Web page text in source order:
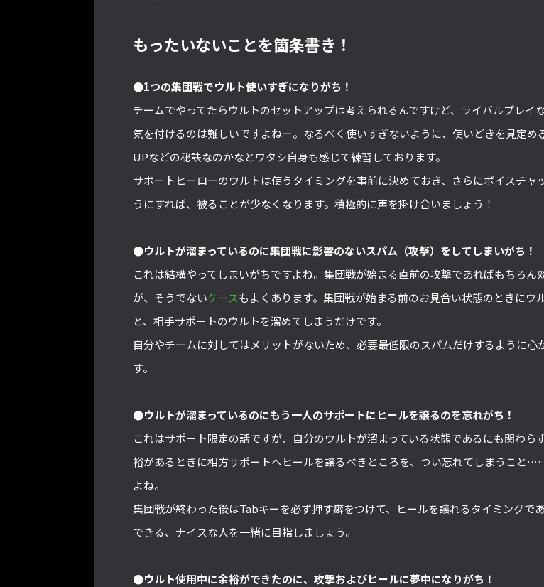
もったいないことを箇条書き！
●1つの集団戦でウルト使いすぎになりがち！
チームでやってたらウルトのセットアップは考えられるんですけど、ライバルプレイ
気を付けるのは難しいですよねー。なるべく使いすぎないように、使いどきを見定め
UPなどの秘訣なのかなとワタシ自身も感じて練習しております。
サポートヒーローのウルトは使うタイミングを事前に決めておき、さらにボイスチャ
うにすれば、被ることが少なくなります。積極的に声を掛け合いましょう！
●ウルトが溜まっているのに集団戦に影響のないスパム（攻撃）をしてしまいがち！
これは結構やってしまいがちですよね。集団戦が始まる直前の攻撃であればもちろん
が、そうでないケースもよくあります。集団戦が始まる前のお見合い状態のときにウ
と、相手サポートのウルトを溜めてしまうだけです。
自分やチームに対してはメリットがないため、必要最低限のスパムだけするように心
す。
●ウルトが溜まっているのにもう一人のサポートにヒールを譲るのを忘れがち！
これはサポート限定の話ですが、自分のウルトが溜まっている状態であるにも関わら
裕があるときに相方サポートへヒールを譲るべきところを、つい忘れてしまうこと
よね。
集団戦が終わった後はTabキーを必ず押す癖をつけて、ヒールを譲れるタイミングで
できる、ナイスな人を一緒に目指しましょう。
●ウルト使用中に余裕ができたのに、攻撃およびヒールに夢中になりがち！